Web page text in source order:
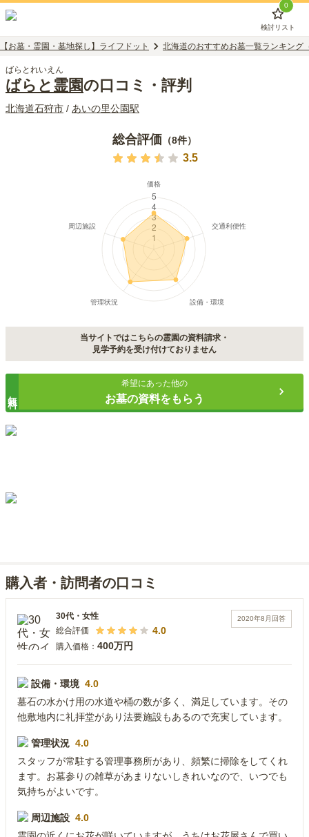
0
検討リスト
【お墓・霊園・墓地探し】ライフドット 北海道のおすすめお墓一覧ランキング
ばらとれいえん
ばらと霊園の口コミ・評判
北海道石狩市 / あいの里公園駅
総合評価 （8件）
3.5
当サイトではこちらの霊園の資料請求・
見学予約を受け付けておりません
希望にあった他の
お墓の資料をもらう
購入者・訪問者の口コミ
2020年8月 回答
30代 ・ 女性
総合評価
4.0
購入価格： 400万円
設備・環境 4.0
墓石の水かけ用の水道や桶の数が多く、満足しています。その
他敷地内に礼拝堂があり法要施設もあるので充実しています。
管理状況 4.0
スタッフが常駐する管理事務所があり、頻繁に掃除をしてくれ
ます。お墓参りの雑草があまりないしきれいなので、いつでも
気持ちがよいです。
周辺施設 4.0